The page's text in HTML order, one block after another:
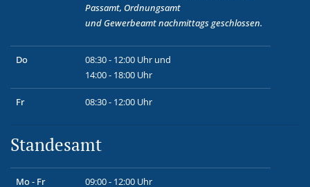
Passamt, Ordnungsamt
und Gewerbeamtnachmittags geschlossen.
Do
08:30 - 12:00 Uhr und
14:00 - 18:00 Uhr
Fr 08:30 - 12:00 Uhr
Standesamt
Mo - Fr 09:00 - 12:00 Uhr